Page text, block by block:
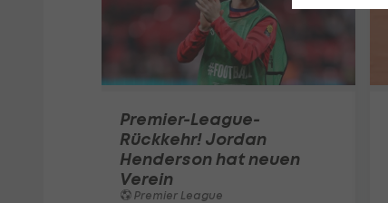
Premier-League-
Rückkehr! Jordan
Henderson hat neuen
Verein
Premier League